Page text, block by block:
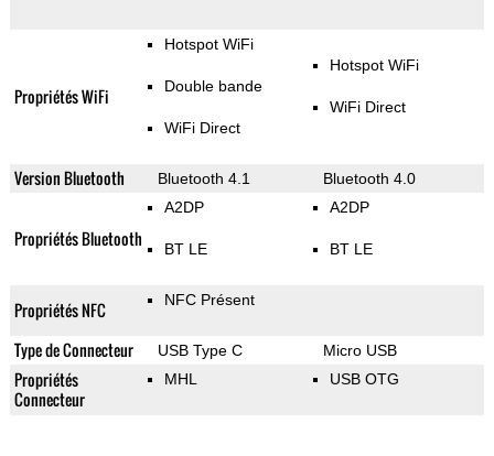
Propriétés WiFi
Hotspot WiFi
Double bande
WiFi Direct
Hotspot WiFi
WiFi Direct
Version Bluetooth Bluetooth 4.1 Bluetooth 4.0
Propriétés Bluetooth
A2DP
BT LE
A2DP
BT LE
Propriétés NFC NFC Présent
Type de Connecteur USB Type C Micro USB
Propriétés
Connecteur
MHL USB OTG